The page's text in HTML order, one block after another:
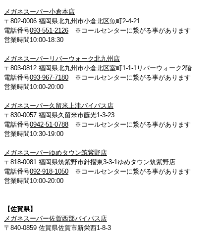
メガネスーパー小倉本店
〒802-0006 福岡県北九州市小倉北区魚町2-4-21
電話番号093-551-2126 ※コールセンターに繋がる事があります
営業時間10:00-18:30
メガネスーパーリバーウォーク北九州店
〒803-0812 福岡県北九州市小倉北区室町1-1-1リバーウォーク2階
電話番号093-967-7180 ※コールセンターに繋がる事があります
営業時間10:00-20:00
メガネスーパー久留米上津バイパス店
〒830-0057 福岡県久留米市藤光1-3-23
電話番号0942-51-0788 ※コールセンターに繋がる事があります
営業時間10:30-19:00
メガネスーパーゆめタウン筑紫野店
〒818-0081 福岡県筑紫野市針摺東3-3-1ゆめタウン筑紫野店
電話番号092-918-1050 ※コールセンターに繋がる事があります
営業時間10:00-20:00
【佐賀県】
メガネスーパー佐賀西部バイパス店
〒840-0859 佐賀県佐賀市新栄西1-8-3